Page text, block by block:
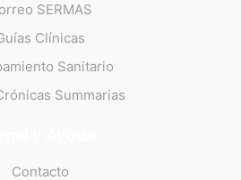
SERMAS
Clínicas
Sanitario
Summarias
Contacto